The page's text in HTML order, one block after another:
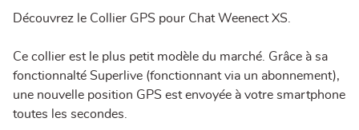
Découvrez le Collier GPS pour Chat Weenect XS.
Ce collier est le plus petit modèle du marché. Grâce à sa
fonctionnalté Superlive (fonctionnant via un abonnement),
une nouvelle position GPS est envoyée à votre smartphone
toutes les secondes.